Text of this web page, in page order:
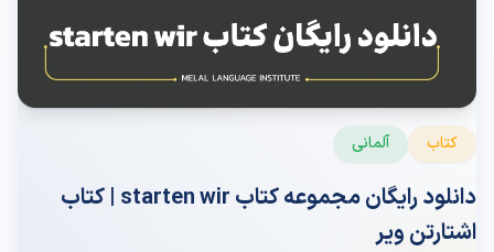
کتاب آلمانی
دانلود رایگان مجموعه کتاب starten wir | کتاب
اشتارتن ویر